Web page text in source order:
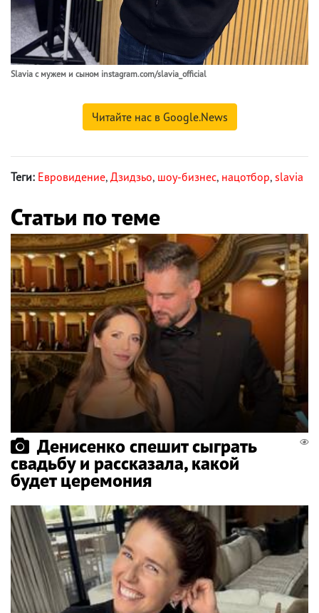
Slavia с мужем и сыном instagram.com/slavia_official
Читайте нас в Google.News
Теги: Евровидение, Дзидзьо, шоу-бизнес, нацотбор, slavia
Статьи по теме
Денисенко спешит сыграть
свадьбу и рассказала, какой
будет церемония